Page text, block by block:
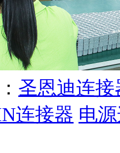
圣恩迪连接
连接器 电